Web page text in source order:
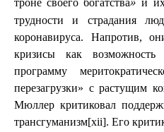
троне своего богатства»
трудности и страдания
коронавируса. Напротив,
кризисы как
программу
перезагрузки» с растущим
Мюллер критиковал
трансгуманизм[xii]. Его